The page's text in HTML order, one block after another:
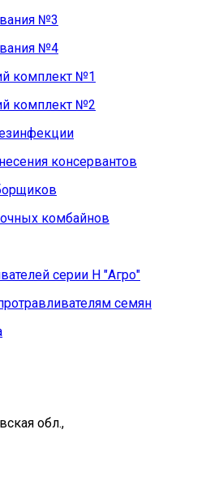
№3
№4
комплект №1
комплект №2
консервантов
комбайнов
серии Н "Агро"
семян
обл.,